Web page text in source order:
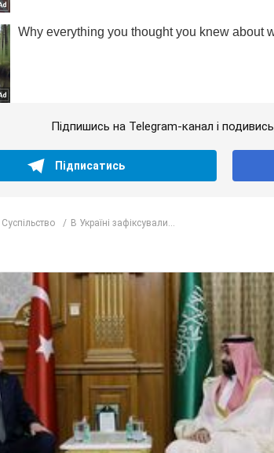
Підпишись на Telegram-канал і
Підписатись
Суспільство В Україні зафіксували...